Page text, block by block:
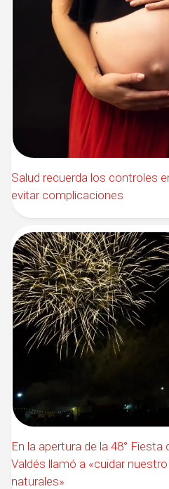
Salud recuerda los controles
evitar complicaciones
En la apertura de la 48° Fiesta
Valdés llamó a «cuidar
naturales»